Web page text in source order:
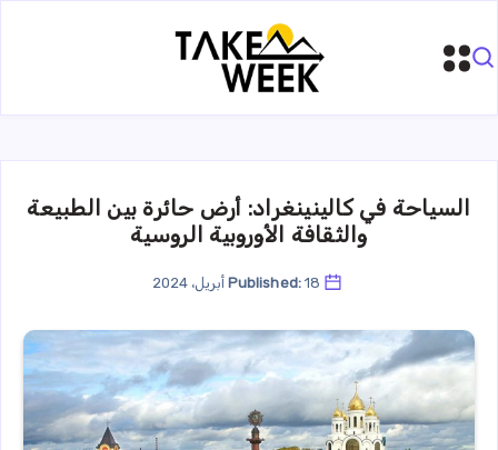
السياحة في كالينينغراد: أرض حائرة بين الطبيعة
والثقافة الأوروبية الروسية
Published:18 أبريل، 2024